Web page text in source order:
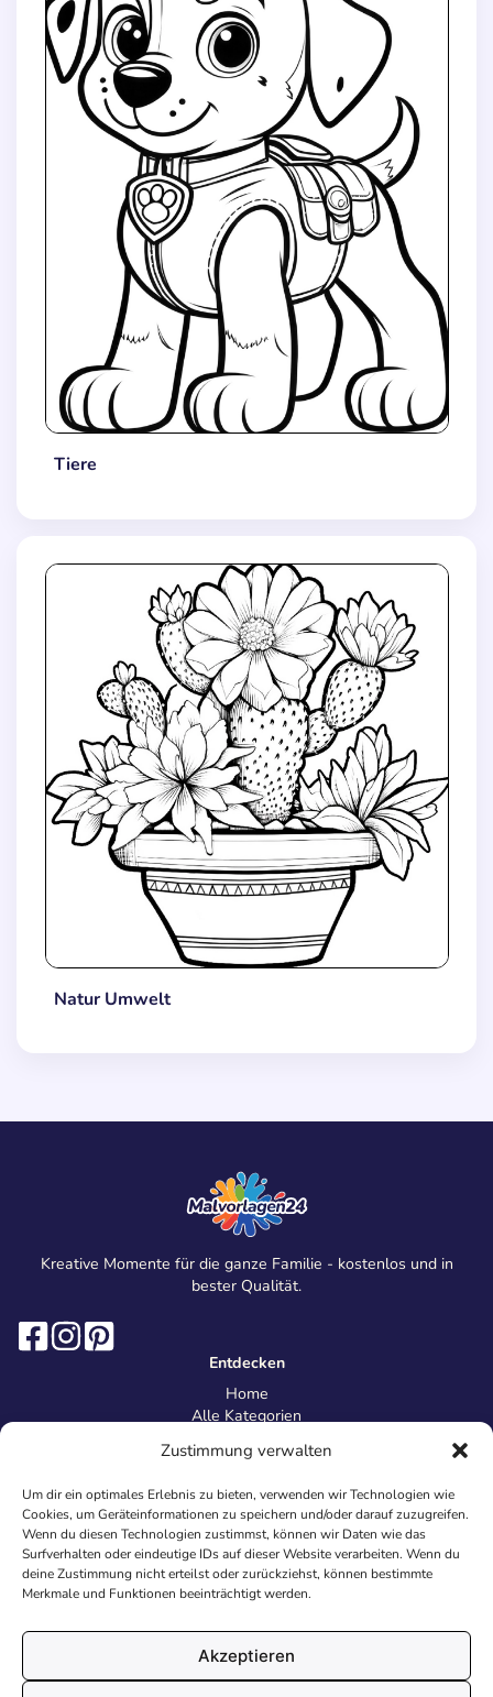
Zustimmung verwalten
Um dir ein optimales Erlebnis zu bieten, verwenden wir Technologien wie
Cookies, um Geräteinformationen zu speichern und/oder darauf zuzugreifen.
Wenn du diesen Technologien zustimmst, können wir Daten wie das
Surfverhalten oder eindeutige IDs auf dieser Website verarbeiten. Wenn du
deine Zustimmung nicht erteilst oder zurückziehst, können bestimmte
Merkmale und Funktionen beeinträchtigt werden.
Akzeptieren
Tiere
Natur Umwelt
Kreative Momente für die ganze Familie - kostenlos und in
bester Qualität.
Entdecken
Home
Alle Kategorien
Information
Über uns
Kontakt
Inhaltsrichtlinien
Recht & Datenschutz
Impressum
AGB
Cookies